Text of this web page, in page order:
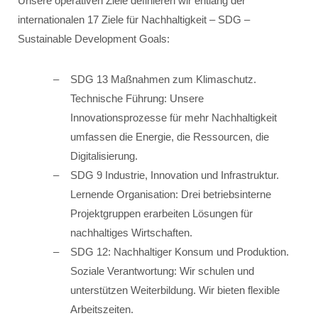
internationalen 17 Ziele für Nachhaltigkeit – SDG –
Sustainable Development Goals:
SDG 13 Maßnahmen zum Klimaschutz.
Technische Führung: Unsere
Innovationsprozesse für mehr Nachhaltigkeit
umfassen die Energie, die Ressourcen, die
Digitalisierung.
SDG 9 Industrie, Innovation und Infrastruktur.
Lernende Organisation: Drei betriebsinterne
Projektgruppen erarbeiten Lösungen für
nachhaltiges Wirtschaften.
SDG 12: Nachhaltiger Konsum und Produktion.
Soziale Verantwortung: Wir schulen und
unterstützen Weiterbildung. Wir bieten flexible
Arbeitszeiten.